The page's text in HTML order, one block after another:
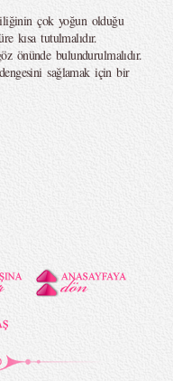
çok yoğun olduğu
kısa tutulmalıdır.
önünde bulundurulmalıdır.
sağlamak için bir